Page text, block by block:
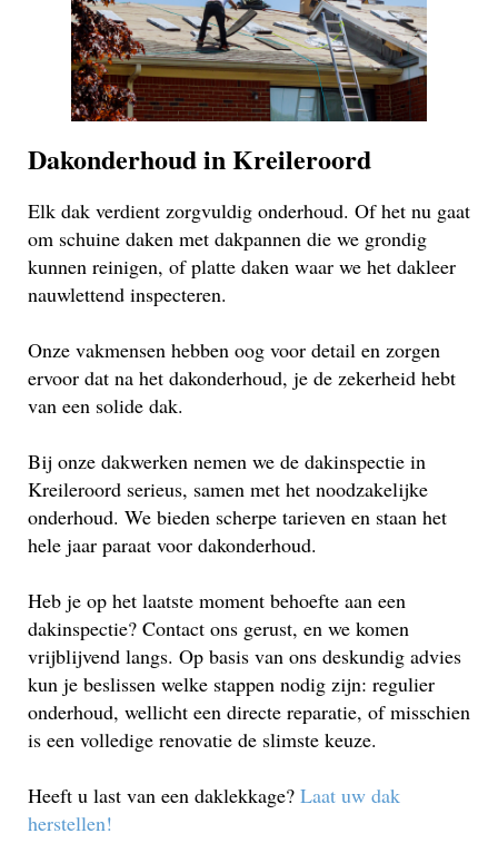
Dakonderhoud in Kreileroord
Elk dak verdient zorgvuldig onderhoud. Of het nu gaat
om schuine daken met dakpannen die we grondig
kunnen reinigen, of platte daken waar we het dakleer
nauwlettend inspecteren.
Onze vakmensen hebben oog voor detail en zorgen
ervoor dat na het dakonderhoud, je de zekerheid hebt
van een solide dak.
Bij onze dakwerken nemen we de dakinspectie in
Kreileroord serieus, samen met het noodzakelijke
onderhoud. We bieden scherpe tarieven en staan het
hele jaar paraat voor dakonderhoud.
Heb je op het laatste moment behoefte aan een
dakinspectie? Contact ons gerust, en we komen
vrijblijvend langs. Op basis van ons deskundig advies
kun je beslissen welke stappen nodig zijn: regulier
onderhoud, wellicht een directe reparatie, of misschien
is een volledige renovatie de slimste keuze.
Heeft u last van een daklekkage? Laat uw dak
herstellen!